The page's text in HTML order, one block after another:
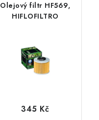
Olejový filtr HF569,
HIFLOFILTRO
345 Kč